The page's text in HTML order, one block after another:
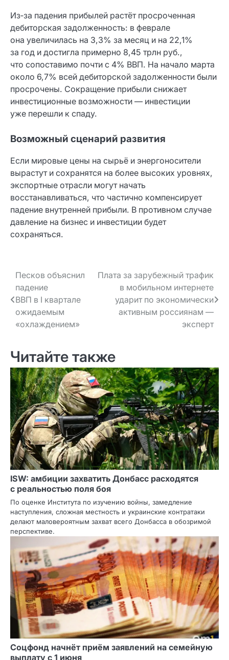
Из‑за падения прибылей растёт просроченная
дебиторская задолженность: в феврале
она увеличилась на 3,3% за месяц и на 22,1%
за год и достигла примерно 8,45 трлн руб.,
что сопоставимо почти с 4% ВВП. На начало марта
около 6,7% всей дебиторской задолженности были
просрочены. Сокращение прибыли снижает
инвестиционные возможности — инвестиции
уже перешли к спаду.
Возможный сценарий развития
Если мировые цены на сырьё и энергоносители
вырастут и сохранятся на более высоких уровнях,
экспортные отрасли могут начать
восстанавливаться, что частично компенсирует
падение внутренней прибыли. В противном случае
давление на бизнес и инвестиции будет
сохраняться.
Навигация
по записям
Песков объяснил
падение
ВВП в I квартале
ожидаемым
«охлаждением»
Плата за зарубежный трафик
в мобильном интернете
ударит по экономически
активным россиянам —
эксперт
Читайте также
ISW: амбиции захватить Донбасс расходятся
с реальностью поля боя
По оценке Института по изучению войны, замедление
наступления, сложная местность и украинские контратаки
делают маловероятным захват всего Донбасса в обозримой
перспективе.
Соцфонд начнёт приём заявлений на семейную
выплату с 1 июня